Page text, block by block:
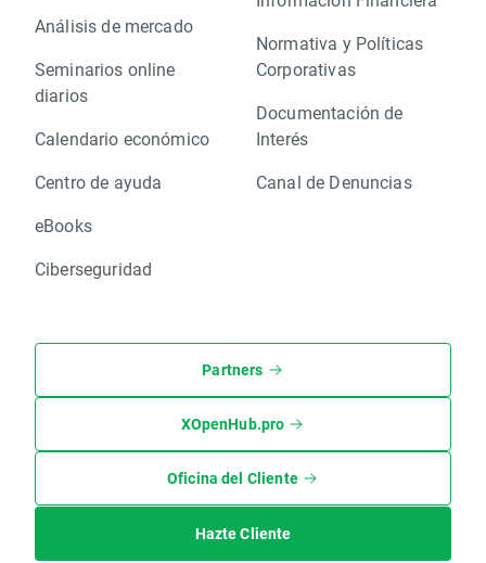
Análisis de mercado
Seminarios online
diarios
Calendario económico
Centro de ayuda
eBooks
Ciberseguridad
Normativa y Políticas
Corporativas
Documentación de
Interés
Canal de Denuncias
Partners
XOpenHub.pro
Oficina del Cliente
Hazte Cliente